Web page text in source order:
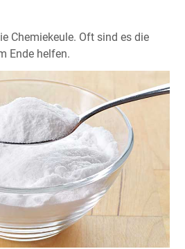
Chemiekeule. Oft sind es die
Ende helfen.